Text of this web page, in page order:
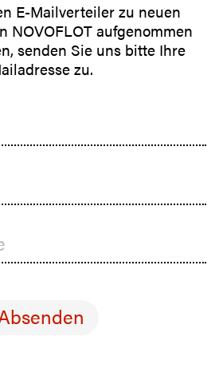
E-Mailverteiler zu neuen
NOVOFLOT aufgenommen
senden Sie uns bitte Ihre
zu.